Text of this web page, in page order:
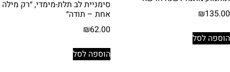
₪135.00
הוספה לסל
סימניית לב תלת-מימדי, ״רק מילה
אחת – תודה״
₪62.00
הוספה לסל